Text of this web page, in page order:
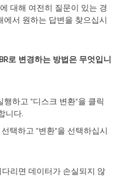
대해 여전히 질문이 있는 경
서 원하는 답변을 찾으십시
로 변경하는 방법은 무엇입니
행하고 "디스크 변환"을 클릭
니다.
택하고 "변환"을 선택하십시
리면 데이터가 손실되지 않